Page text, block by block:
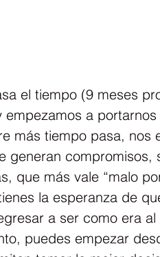
el tiempo (9 meses
empezamos a
más tiempo pasa, nos
generan
que más vale “malo
la esperanza de
a ser como era
puedes empezar